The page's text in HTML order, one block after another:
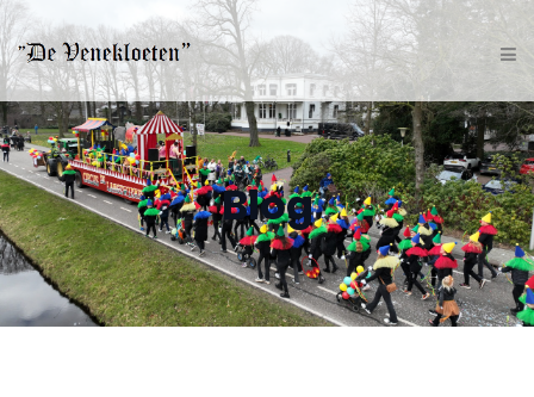
Blog